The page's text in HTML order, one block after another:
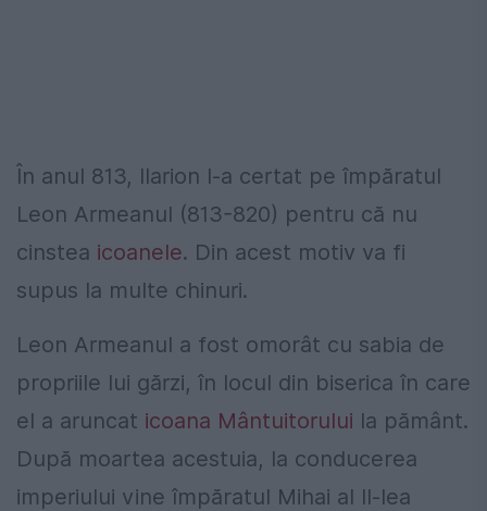
În anul 813, Ilarion l-a certat pe împăratul
Leon Armeanul (813-820) pentru că nu
cinstea icoanele. Din acest motiv va fi
supus la multe chinuri.
Leon Armeanul a fost omorât cu sabia de
propriile lui gărzi, în locul din biserica în care
el a aruncat icoana Mântuitorului la pământ.
După moartea acestuia, la conducerea
imperiului vine împăratul Mihai al II-lea